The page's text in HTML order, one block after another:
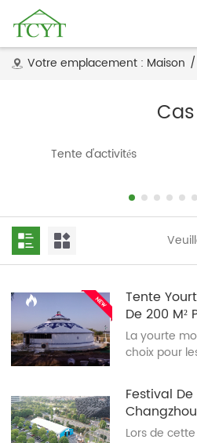
Votre emplacement : Maison /
Cas
Tente d'activités
Tente
De 200 M²
La yourte
choix pour
quotidienne
pays. La
imprégnée
et d'une
Festival De
Lors de